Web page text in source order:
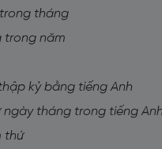
tháng
trong năm
kỷ bằng tiếng Anh
ngày tháng trong tiếng
thứ